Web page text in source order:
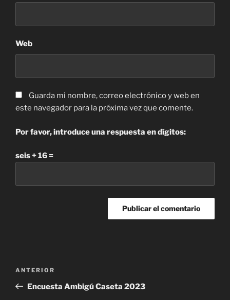
Web
Guarda mi nombre, correo electrónico y web en
este navegador para la próxima vez que comente.
Por favor, introduce una respuesta en dígitos:
seis + 16 =
entradas
Entrada
anterior:
ANTERIOR
Encuesta Ambigú Caseta 2023